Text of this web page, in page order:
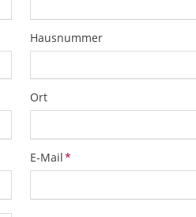
Hausnummer
Ort
Pflichtfeld
E-Mail*